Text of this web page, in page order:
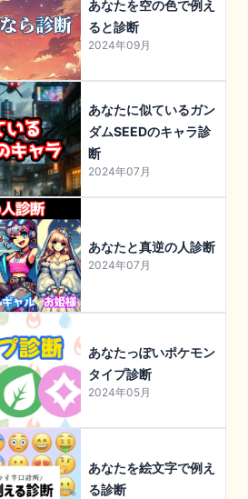
あなたを空の色で例え
ると診断
2024年09月
あなたに似ているガン
ダムSEEDのキャラ診
断
2024年07月
あなたと真逆の人診断
2024年07月
あなたっぽいポケモン
タイプ診断
2024年05月
あなたを絵文字で例え
る診断